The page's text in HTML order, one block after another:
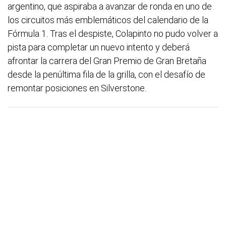
argentino, que aspiraba a avanzar de ronda en uno de
los circuitos más emblemáticos del calendario de la
Fórmula 1. Tras el despiste, Colapinto no pudo volver a
pista para completar un nuevo intento y deberá
afrontar la carrera del Gran Premio de Gran Bretaña
desde la penúltima fila de la grilla, con el desafío de
remontar posiciones en Silverstone.